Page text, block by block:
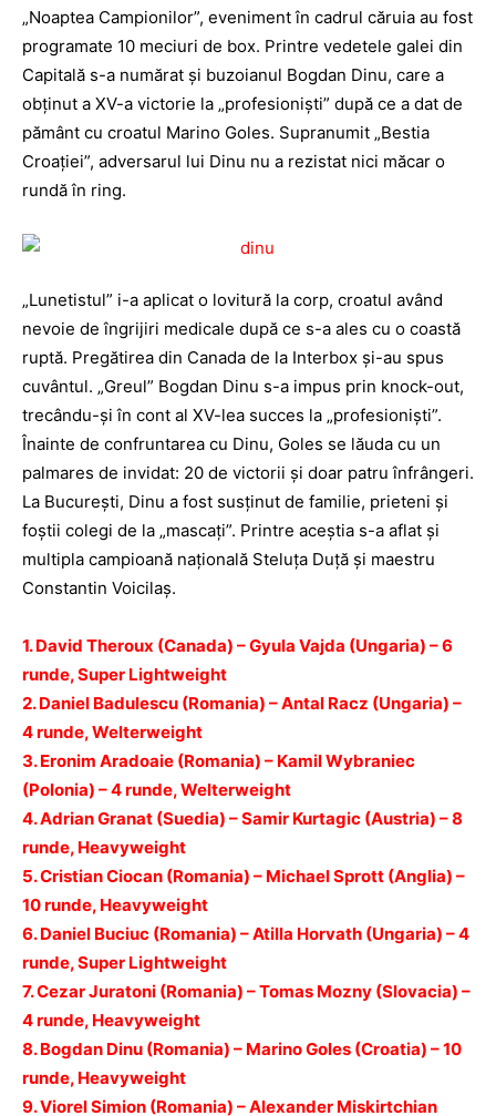
„Noaptea Campionilor”, eveniment în cadrul căruia au fost
programate 10 meciuri de box. Printre vedetele galei din
Capitală s-a numărat şi buzoianul Bogdan Dinu, care a
obţinut a XV-a victorie la „profesionişti” după ce a dat de
pământ cu croatul Marino Goles. Supranumit „Bestia
Croaţiei”, adversarul lui Dinu nu a rezistat nici măcar o
rundă în ring.
„Lunetistul” i-a aplicat o lovitură la corp, croatul având
nevoie de îngrijiri medicale după ce s-a ales cu o coastă
ruptă. Pregătirea din Canada de la Interbox şi-au spus
cuvântul. „Greul” Bogdan Dinu s-a impus prin knock-out,
trecându-şi în cont al XV-lea succes la „profesionişti”.
Înainte de confruntarea cu Dinu, Goles se lăuda cu un
palmares de invidat: 20 de victorii şi doar patru înfrângeri.
La Bucureşti, Dinu a fost susţinut de familie, prieteni şi
foştii colegi de la „mascaţi”. Printre aceştia s-a aflat şi
multipla campioană naţională Steluţa Duţă şi maestru
Constantin Voicilaş.
1. David Theroux (Canada) – Gyula Vajda (Ungaria) – 6
runde, Super Lightweight
2. Daniel Badulescu (Romania) – Antal Racz (Ungaria) –
4 runde, Welterweight
3. Eronim Aradoaie (Romania) – Kamil Wybraniec
(Polonia) – 4 runde, Welterweight
4. Adrian Granat (Suedia) – Samir Kurtagic (Austria) – 8
runde, Heavyweight
5. Cristian Ciocan (Romania) – Michael Sprott (Anglia) –
10 runde, Heavyweight
6. Daniel Buciuc (Romania) – Atilla Horvath (Ungaria) – 4
runde, Super Lightweight
7. Cezar Juratoni (Romania) – Tomas Mozny (Slovacia) –
4 runde, Heavyweight
8. Bogdan Dinu (Romania) – Marino Goles (Croatia) – 10
runde, Heavyweight
9. Viorel Simion (Romania) – Alexander Miskirtchian